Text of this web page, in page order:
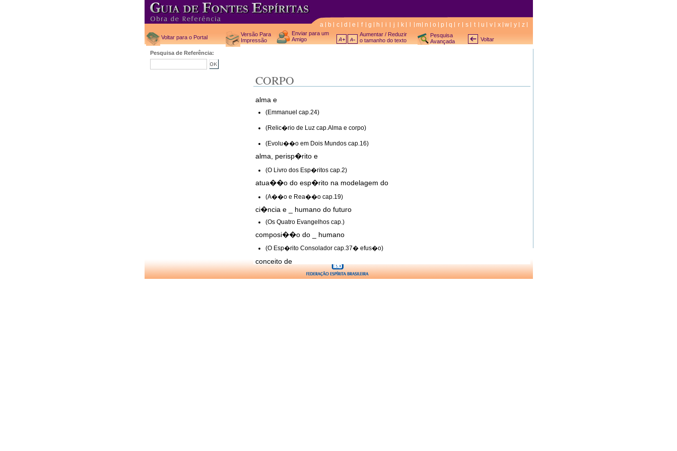
a b c d e f g h i j k m n o p q r s t u v x w y z
Voltar para o Portal
Versão Para
Impressão
Enviar para um
Amigo
Aumentar / Reduzir
o tamanho do texto
Pesquisa
Avançada
Voltar
Pesquisa de Referência:
CORPO
alma e
(Emmanuel cap.24)
(Relic�rio de Luz cap.Alma e corpo)
(Evolu��o em Dois Mundos cap.16)
alma, perisp�rito e
(O Livro dos Esp�ritos cap.2)
atua��o do esp�rito na modelagem do
(A��o e Rea��o cap.19)
ci�ncia e _ humano do futuro
(Os Quatro Evangelhos cap.)
composi��o do _ humano
(O Esp�rito Consolador cap.37� efus�o)
conceito de
(Estudos Esp�ritas cap.5)